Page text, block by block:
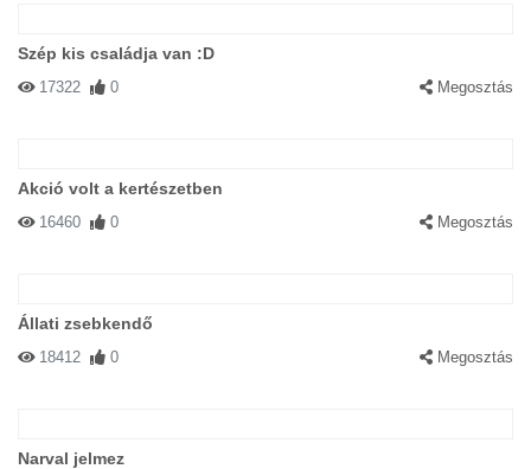
Szép kis családja van :D
17322 0 Megosztás
Akció volt a kertészetben
16460 0 Megosztás
Állati zsebkendő
18412 0 Megosztás
Narval jelmez